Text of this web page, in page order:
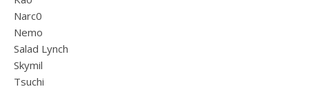
Narc0
Nemo
Salad Lynch
Skymil
Tsuchi